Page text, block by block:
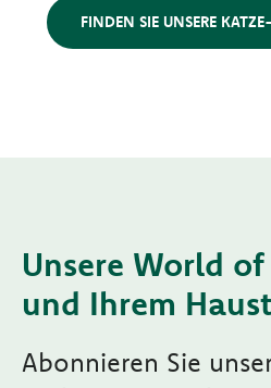
FINDEN SIE UNSERE
Unsere World
und Ihrem
Abonnieren Sie